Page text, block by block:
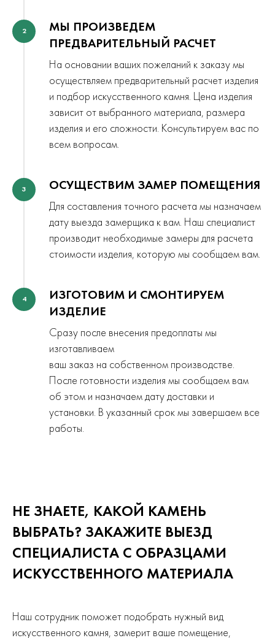
2
МЫ ПРОИЗВЕДЕМ
ПРЕДВАРИТЕЛЬНЫЙ РАСЧЕТ
На основании ваших пожеланий к заказу мы
осуществляем предварительный расчет изделия
и подбор искусственного камня. Цена изделия
зависит от выбранного материала, размера
изделия и его сложности. Консультируем вас по
всем вопросам.
3 ОСУЩЕСТВИМ ЗАМЕР ПОМЕЩЕНИЯ
Для составления точного расчета мы назначаем
дату выезда замерщика к вам. Наш специалист
производит необходимые замеры для расчета
стоимости изделия, которую мы сообщаем вам.
4
ИЗГОТОВИМ И СМОНТИРУЕМ
ИЗДЕЛИЕ
Сразу после внесения предоплаты мы
изготавливаем
ваш заказ на собственном производстве.
После готовности изделия мы сообщаем вам
об этом и назначаем дату доставки и
установки. В указанный срок мы завершаем все
работы.
НЕ ЗНАЕТЕ, КАКОЙ КАМЕНЬ
ВЫБРАТЬ? ЗАКАЖИТЕ ВЫЕЗД
СПЕЦИАЛИСТА С ОБРАЗЦАМИ
ИСКУССТВЕННОГО МАТЕРИАЛА
Наш сотрудник поможет подобрать нужный вид
искусственного камня, замерит ваше помещение,